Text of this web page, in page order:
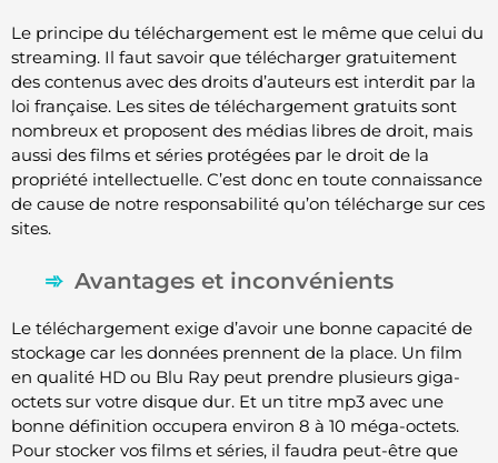
Le principe du téléchargement est le même que celui du
streaming. Il faut savoir que télécharger gratuitement
des contenus avec des droits d’auteurs est interdit par la
loi française. Les sites de téléchargement gratuits sont
nombreux et proposent des médias libres de droit, mais
aussi des films et séries protégées par le droit de la
propriété intellectuelle. C’est donc en toute connaissance
de cause de notre responsabilité qu’on télécharge sur ces
sites.
Avantages et inconvénients
Le téléchargement exige d’avoir une bonne capacité de
stockage car les données prennent de la place. Un film
en qualité HD ou Blu Ray peut prendre plusieurs giga-
octets sur votre disque dur. Et un titre mp3 avec une
bonne définition occupera environ 8 à 10 méga-octets.
Pour stocker vos films et séries, il faudra peut-être que